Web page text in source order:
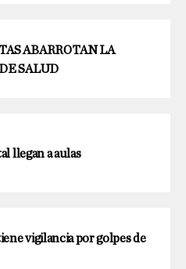
ABARROTAN LA
SALUD
llegan a aulas
vigilancia por golpes de